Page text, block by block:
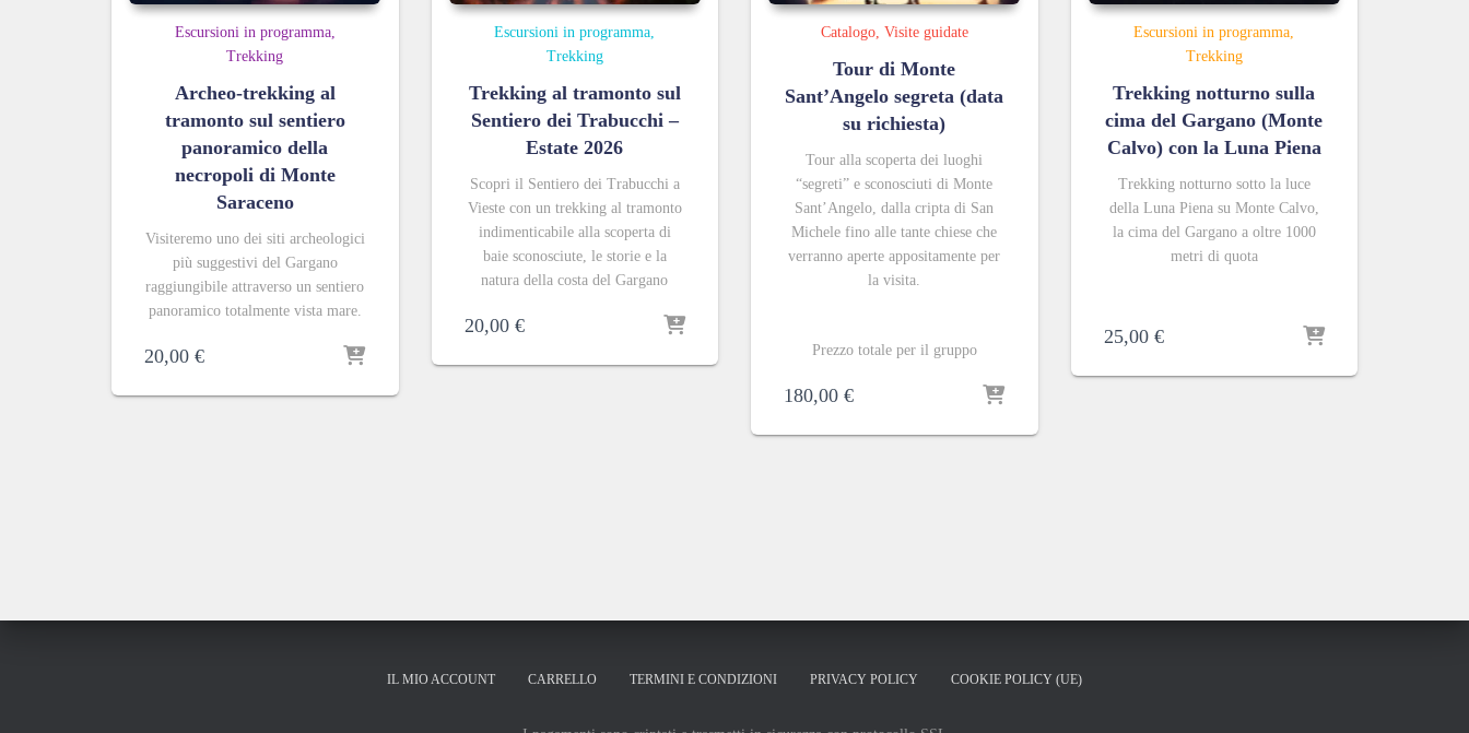
Escursioni in programma
Trekking
Archeo-trekking al
tramonto sul sentiero
panoramico della
necropoli di Monte
Saraceno
Visiteremo unodei siti archeologici
più suggestivi del Gargano
raggiungibile attraverso un sentiero
panoramico totalmente vista mare.
20,00 €
Escursioni in programma
Trekking
Trekking al tramonto sul
Sentiero dei Trabucchi –
Estate 2026
Scopri il Sentiero dei Trabucchi a
Vieste con un trekking al tramonto
indimenticabile alla scoperta di
baie sconosciute, le storie e la
natura della costa del Gargano
20,00 €
Catalogo Visite guidate
Tour di Monte
Sant’Angelo segreta (data
su richiesta)
Tour alla scoperta dei luoghi
“segreti” e sconosciuti di Monte
Sant’Angelo, dalla cripta di San
Michele fino alle tante chiese che
verranno aperte appositamente per
la visita.
Prezzo totale per il gruppo
180,00 €
Escursioni in programma
Trekking
Trekking notturno sulla
cima del Gargano (Monte
Calvo) con la Luna Piena
Trekking notturno sotto la luce
della Luna Piena su Monte Calvo,
la cima del Gargano a oltre 1000
metri di quota
25,00 €
IL MIO ACCOUNT CARRELLO TERMINI E CONDIZIONI PRIVACY POLICY COOKIE POLICY (UE)